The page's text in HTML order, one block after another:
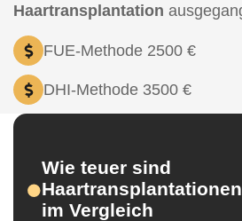
Haartransplantation
FUE-Methode 2500 €
DHI-Methode 3500 €
Wie teuer sind
im Vergleich